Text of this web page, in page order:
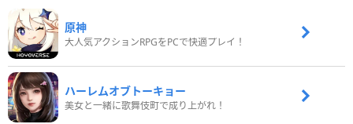
原神
大人気アクションRPGをPCで快適プレイ！
ハーレムオブトーキョー
美女と一緒に歌舞伎町で成り上がれ！